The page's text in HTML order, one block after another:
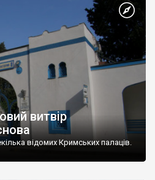
витвір
відомих Кримських палаців.